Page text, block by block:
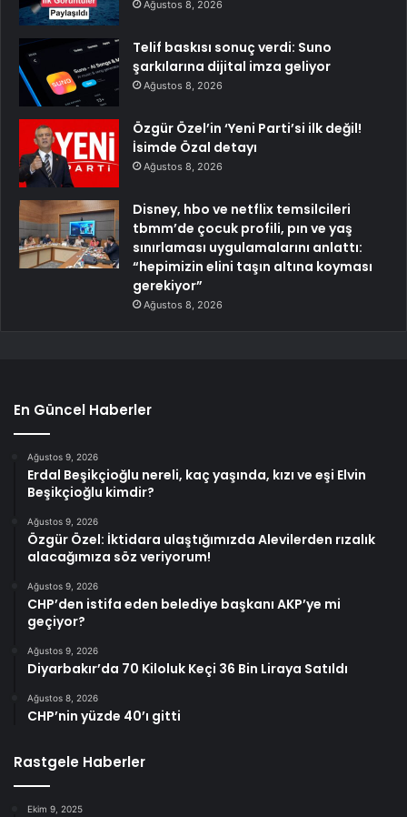
Ağustos 8, 2026
Telif baskısı sonuç verdi: Suno
şarkılarına dijital imza geliyor
Ağustos 8, 2026
Özgür Özel’in ‘Yeni Parti’si ilk değil!
İsimde Özal detayı
Ağustos 8, 2026
Disney, hbo ve netflix temsilcileri
tbmm’de çocuk profili, pın ve yaş
sınırlaması uygulamalarını anlattı:
“hepimizin elini taşın altına koyması
gerekiyor”
Ağustos 8, 2026
En Güncel Haberler
Ağustos 9, 2026
Erdal Beşikçioğlu nereli, kaç yaşında, kızı ve eşi Elvin
Beşikçioğlu kimdir?
Ağustos 9, 2026
Özgür Özel: İktidara ulaştığımızda Alevilerden rızalık
alacağımıza söz veriyorum!
Ağustos 9, 2026
CHP’den istifa eden belediye başkanı AKP’ye mi
geçiyor?
Ağustos 9, 2026
Diyarbakır’da 70 Kiloluk Keçi 36 Bin Liraya Satıldı
Ağustos 8, 2026
CHP’nin yüzde 40’ı gitti
Rastgele Haberler
Ekim 9, 2025